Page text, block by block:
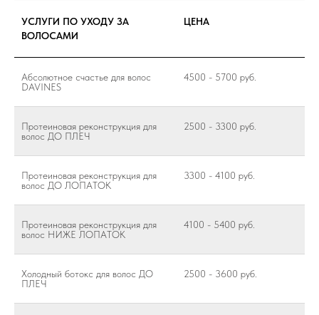
УСЛУГИ ПО УХОДУ ЗА
ВОЛОСАМИ
ЦЕНА
Абсолютное счастье для волос
DAVINES
4500 - 5700 руб.
Протеиновая реконструкция для
волос ДО ПЛЕЧ
2500 - 3300 руб.
Протеиновая реконструкция для
волос ДО ЛОПАТОК
3300 - 4100 руб.
Протеиновая реконструкция для
волос НИЖЕ ЛОПАТОК
4100 - 5400 руб.
Холодный ботокс для волос ДО
ПЛЕЧ
2500 - 3600 руб.